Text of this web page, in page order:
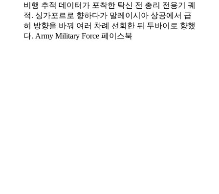
비행 추적 데이터가 포착한 탁신 전 총리 전용기 궤
적. 싱가포르로 향하다가 말레이시아 상공에서 급
히 방향을 바꿔 여러 차례 선회한 뒤 두바이로 향했
다. Army Military Force 페이스북